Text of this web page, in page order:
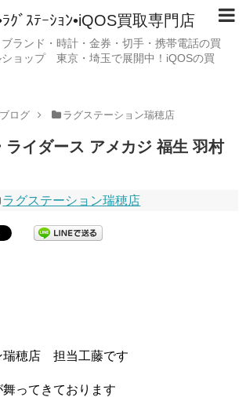
ﾗｸﾞｽﾃｰｼｮﾝ•iQOS買取専門店
ランド・時計・金券・切手・携帯電話の買
ョップ 東京・埼玉で展開中！iQOSの買
ログ ラグステーション瑞穂店
ライダース アメカジ 福生 羽村
ラグステーション瑞穂店
瑞穂店 担当工藤です
ってきております